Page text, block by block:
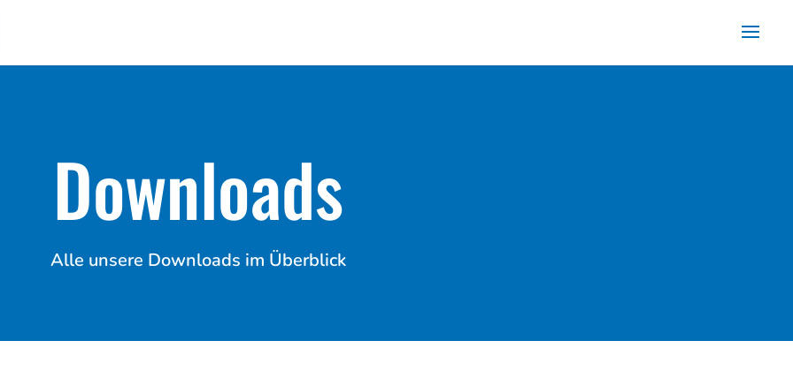
Downloads
Alle unsere Downloads im Überblick